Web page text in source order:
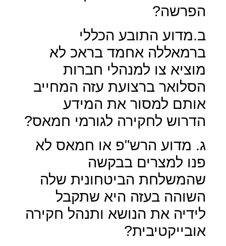
הפרשה?
ב.מדוע התובע הכללי
ברמאללה אחמד בראכ לא
מוציא צו למנהלי חברות
הסלואר ברצועת עזה המחייב
אותם למסור את המידע
הדרוש לחקירה לגורמי חמאס?
ג. מדוע הרש"פ או חמאס לא
פנו למצרים בבקשה
שהמשלחת הביטחונית שלה
השוהה בעזה היא שתקבל
לידיה את הנושא ותנהל חקירה
אובייקטיבית?